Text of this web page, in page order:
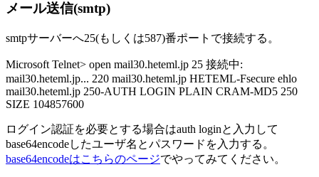
メール送信(smtp)
smtpサーバーへ25(もしくは587)番ポートで接続する。
Microsoft Telnet> open mail30.heteml.jp 25 接続中:
mail30.heteml.jp... 220 mail30.heteml.jp HETEML-Fsecure ehlo
mail30.heteml.jp 250-AUTH LOGIN PLAIN CRAM-MD5 250
SIZE 104857600
ログイン認証を必要とする場合はauth loginと入力して
base64encodeしたユーザ名とパスワードを入力する。
base64encodeはこちらのページでやってみてください。